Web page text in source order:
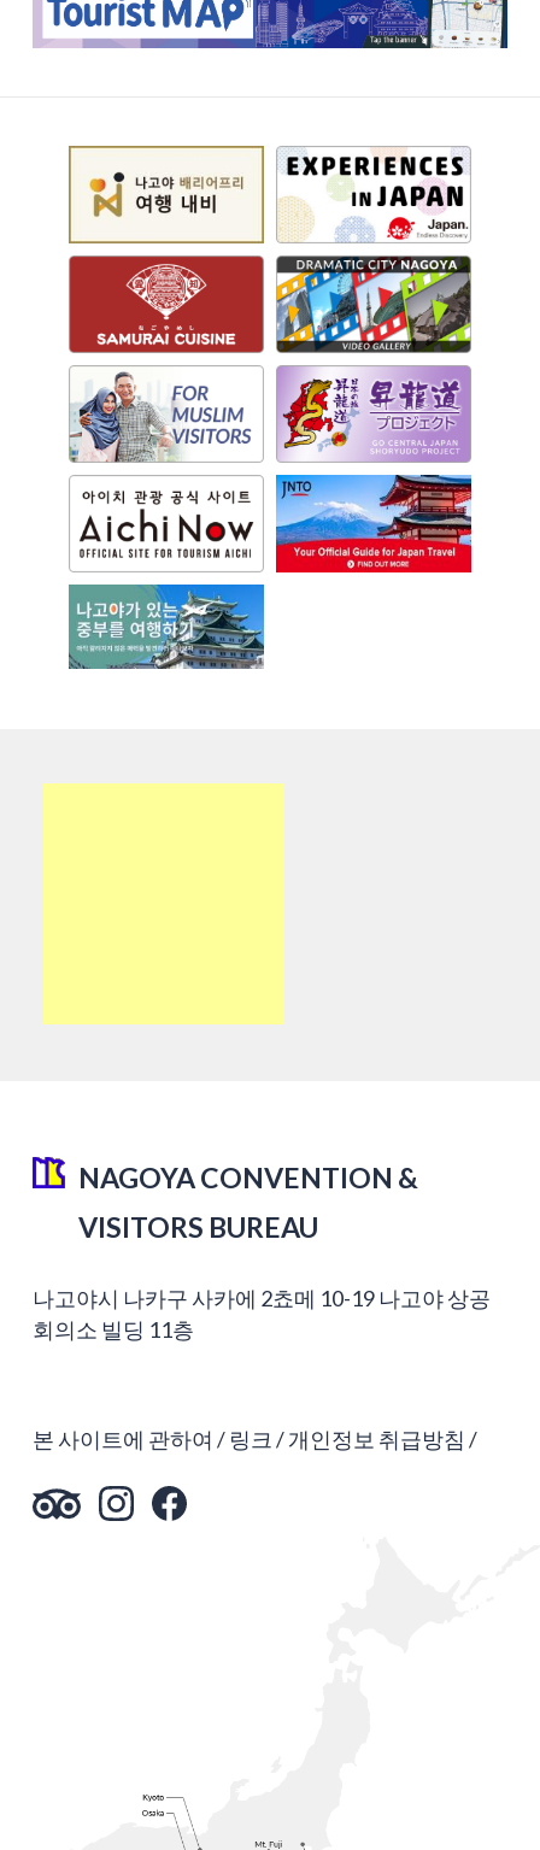
NAGOYA CONVENTION &
VISITORS BUREAU
나고야시 나카구 사카에 2쵸메 10-19 나고야 상공
회의소 빌딩 11층
본 사이트에 관하여 링크 개인정보 취급방침